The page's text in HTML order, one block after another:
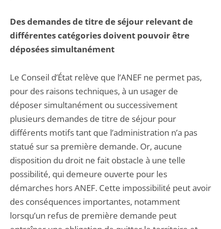
Des demandes de titre de séjour relevant de
différentes catégories doivent pouvoir être
déposées simultanément
Le Conseil d’État relève que l’ANEF ne permet pas,
pour des raisons techniques, à un usager de
déposer simultanément ou successivement
plusieurs demandes de titre de séjour pour
différents motifs tant que l’administration n’a pas
statué sur sa première demande. Or, aucune
disposition du droit ne fait obstacle à une telle
possibilité, qui demeure ouverte pour les
démarches hors ANEF. Cette impossibilité peut avoir
des conséquences importantes, notamment
lorsqu’un refus de première demande peut